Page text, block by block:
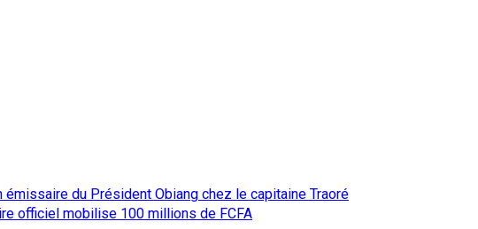
émissaire du Président Obiang chez le capitaine Traoré
officiel mobilise 100 millions de FCFA